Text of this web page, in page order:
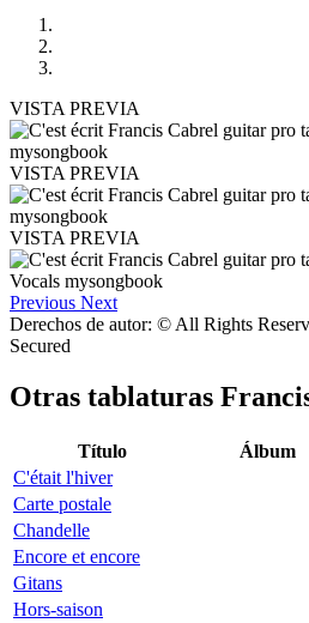
VISTA PREVIA
VISTA PREVIA
VISTA PREVIA
Previous Next
Derechos de autor: © All Rights
Secured
Otras tablaturas
Título Álbum
C'était l'hiver
Carte postale
Chandelle
Encore et encore
Gitans
Hors-saison